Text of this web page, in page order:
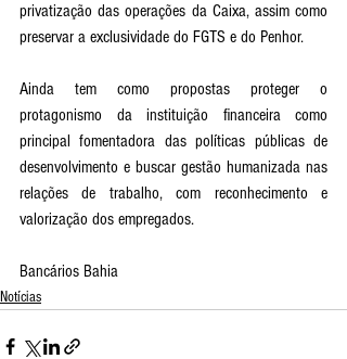
privatização das operações da Caixa, assim como
preservar a exclusividade do FGTS e do Penhor.
Ainda tem como propostas proteger o
protagonismo da instituição financeira como
principal fomentadora das políticas públicas de
desenvolvimento e buscar gestão humanizada nas
relações de trabalho, com reconhecimento e
valorização dos empregados.
Bancários Bahia
Notícias